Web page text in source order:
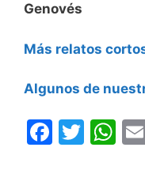
Genovés
Más relatos
Algunos de
F
T
W